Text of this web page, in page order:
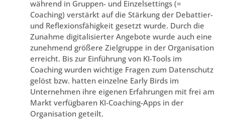
während in Gruppen- und Einzelsettings (=
Coaching) verstärkt auf die Stärkung der Debattier-
und Reflexionsfähigkeit gesetzt wurde. Durch die
Zunahme digitalisierter Angebote wurde auch eine
zunehmend größere Zielgruppe in der Organisation
erreicht. Bis zur Einführung von KI-Tools im
Coaching wurden wichtige Fragen zum Datenschutz
gelöst bzw. hatten einzelne Early Birds im
Unternehmen ihre eigenen Erfahrungen mit frei am
Markt verfügbaren KI-Coaching-Apps in der
Organisation geteilt.